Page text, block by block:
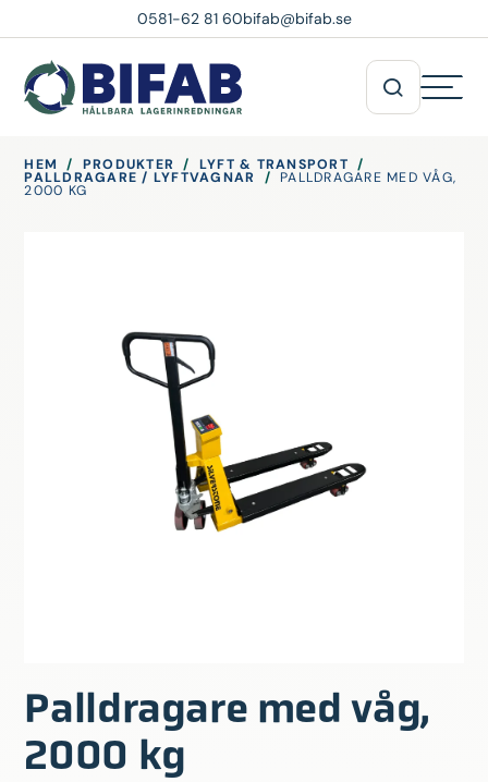
0581-62 81 60bifab@bifab.se
HEM / PRODUKTER / LYFT & TRANSPORT /
PALLDRAGARE / LYFTVAGNAR
/
PALLDRAGARE MED VÅG,
2000 KG
Palldragare med våg,
2000 kg